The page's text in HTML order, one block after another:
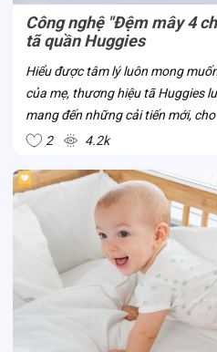
Công nghệ "Đệm mây 4
tã quần Huggies
Hiểu được tâm lý luôn mong
của mẹ, thương hiệu tã Huggies
mang đến những cải tiến mới,
Công nghệ “Đệm mây 4 chiều”
2 4.2k